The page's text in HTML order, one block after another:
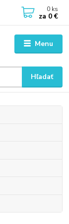
Menu
Hľadať
0 ks
za 0 €